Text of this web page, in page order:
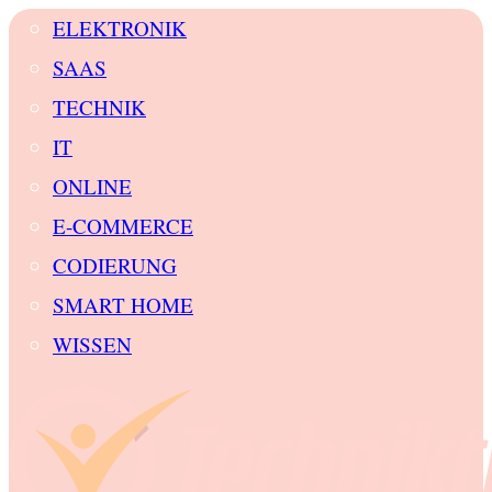
ELEKTRONIK
SAAS
TECHNIK
IT
ONLINE
E-COMMERCE
CODIERUNG
SMART HOME
WISSEN